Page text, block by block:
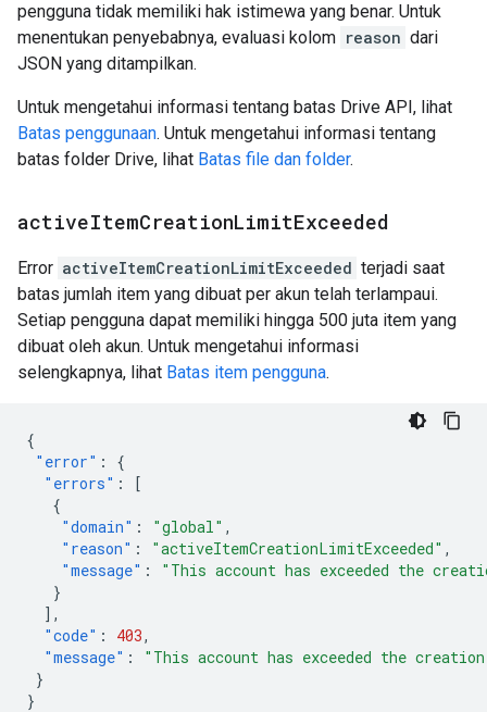
pengguna tidak memiliki hak istimewa yang benar. Untuk
menentukan penyebabnya, evaluasi kolom reason dari
JSON yang ditampilkan.
Untuk mengetahui informasi tentang batas Drive API, lihat
Batas penggunaan. Untuk mengetahui informasi tentang
batas folder Drive, lihat Batas file dan folder.
activeItemCreationLimitExceeded
Error activeItemCreationLimitExceeded terjadi saat
batas jumlah item yang dibuat per akun telah terlampaui.
Setiap pengguna dapat memiliki hingga 500 juta item yang
dibuat oleh akun. Untuk mengetahui informasi
selengkapnya, lihat Batas item pengguna.
{
"error" :
{
"errors" :
[
{
"domain" : "global" ,
"reason" : "activeItemCreationLimitExceeded" ,
"message" :
"This account has exceeded the
}
],
"code" : 403,
"message" :
"This account has exceeded the
}
}